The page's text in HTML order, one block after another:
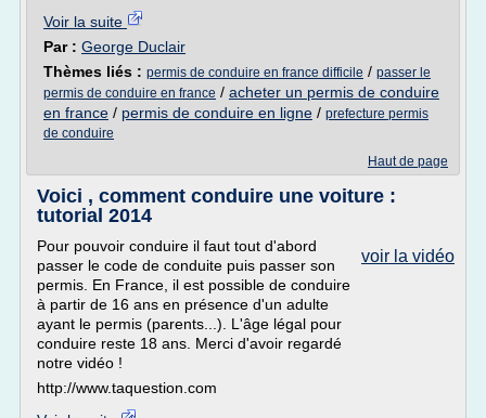
Voir la suite
Par : George Duclair
Thèmes liés : permis de conduire en france difficile / passer le
permis de conduire en france / acheter un permis de conduire
en france / permis de conduire en ligne / prefecture permis
de conduire
Haut de page
Voici , comment conduire une voiture :
tutorial 2014
voir la vidéo
Pour pouvoir conduire il faut tout d'abord
passer le code de conduite puis passer son
permis. En France, il est possible de conduire
à partir de 16 ans en présence d'un adulte
ayant le permis (parents...). L'âge légal pour
conduire reste 18 ans. Merci d'avoir regardé
notre vidéo !
http://www.taquestion.com